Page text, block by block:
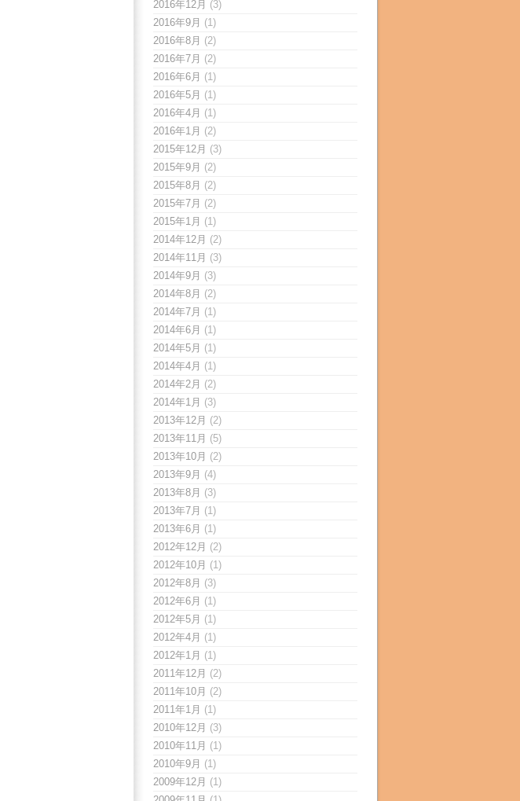
2016年12月 (3)
2016年9月 (1)
2016年8月 (2)
2016年7月 (2)
2016年6月 (1)
2016年5月 (1)
2016年4月 (1)
2016年1月 (2)
2015年12月 (3)
2015年9月 (2)
2015年8月 (2)
2015年7月 (2)
2015年1月 (1)
2014年12月 (2)
2014年11月 (3)
2014年9月 (3)
2014年8月 (2)
2014年7月 (1)
2014年6月 (1)
2014年5月 (1)
2014年4月 (1)
2014年2月 (2)
2014年1月 (3)
2013年12月 (2)
2013年11月 (5)
2013年10月 (2)
2013年9月 (4)
2013年8月 (3)
2013年7月 (1)
2013年6月 (1)
2012年12月 (2)
2012年10月 (1)
2012年8月 (3)
2012年6月 (1)
2012年5月 (1)
2012年4月 (1)
2012年1月 (1)
2011年12月 (2)
2011年10月 (2)
2011年1月 (1)
2010年12月 (3)
2010年11月 (1)
2010年9月 (1)
2009年12月 (1)